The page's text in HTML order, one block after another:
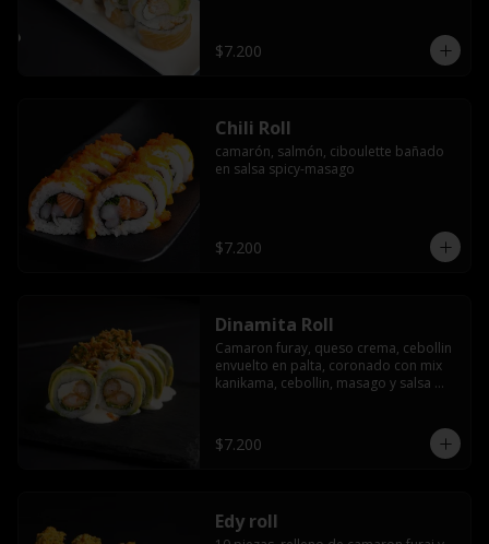
$7.200
Chili Roll
camarón, salmón, ciboulette bañado
en salsa spicy-masago
$7.200
Dinamita Roll
Camaron furay, queso crema, cebollin
envuelto en palta, coronado con mix
kanikama, cebollin, masago y salsa
$7.200
Edy roll